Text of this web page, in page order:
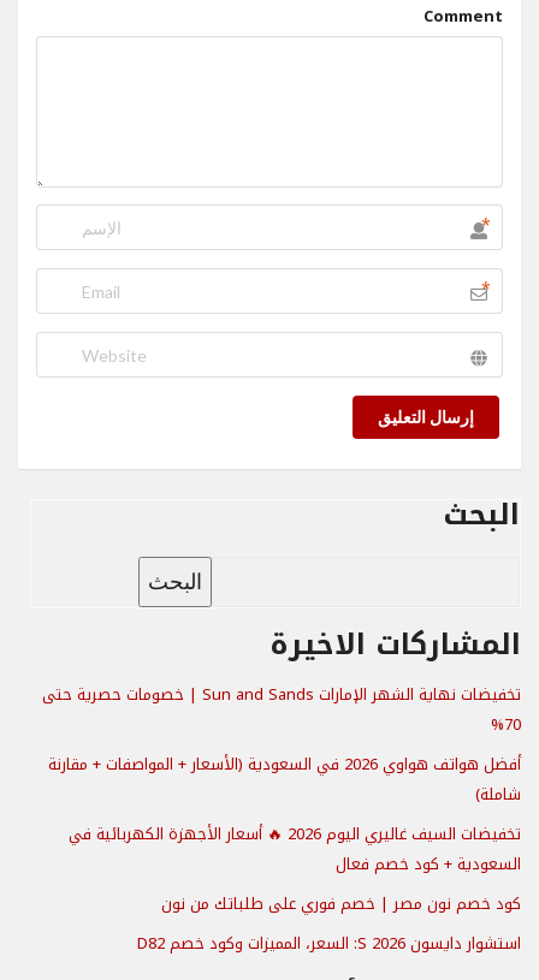
Comment
*
*
إرسال التعليق
البحث
البحث
المشاركات الاخيرة
تخفيضات نهاية الشهر الإمارات Sun and Sands | خصومات حصرية حتى
70%
أفضل هواتف هواوي 2026 في السعودية (الأسعار + المواصفات + مقارنة
شاملة)
تخفيضات السيف غاليري اليوم 2026 🔥 أسعار الأجهزة الكهربائية في
السعودية + كود خصم فعال
كود خصم نون مصر | خصم فوري على طلباتك من نون
استشوار دايسون S 2026: السعر، المميزات وكود خصم D82